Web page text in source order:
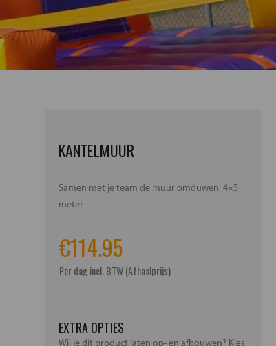
KANTELMUUR
Samen met je team de muur omduwen. 4×5
meter
€114.95
Per dag incl. BTW (Afhaalprijs)
EXTRA OPTIES
Wil je dit product laten op- en afbouwen? Kies